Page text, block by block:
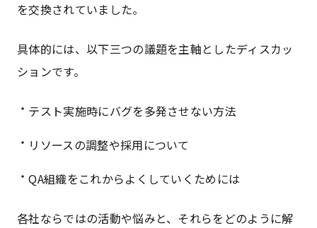
を交換されていました。
具体的には、以下三つの議題を主軸としたディスカッ
ションです。
テスト実施時にバグを多発させない方法
リソースの調整や採用について
QA組織をこれからよくしていくためには
各社ならではの活動や悩みと、それらをどのように解